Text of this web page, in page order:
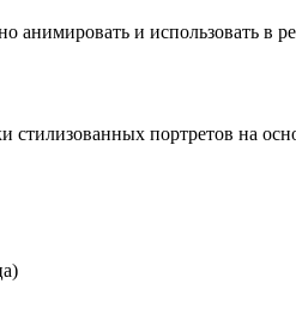
и использовать в
стилизованных портретов на